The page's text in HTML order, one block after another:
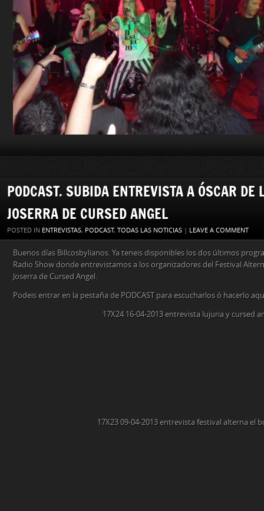
PODCAST. SUBIDA ENTREVISTA A ÓSCAR DE
JOSERRA DE CURSED ANGEL
POSTED IN ENTREVISTAS, PODCAST, TODAS LAS NOTICIAS | LEAVE A COMMENT
Buenos días Billcosbylianos. Ya teneis disponibles los dos últimos
Radio Show donde entrevistamos a los organizadores del Festival
Joserra de Cursed Angel.
Podeis entrar en la pestaña de PODCAST para escucharlos ó hacerlo
17X24 16-04-2013 entrevista lujuria y cursed
17X23 09-04-2013 entrevista festival alterna el